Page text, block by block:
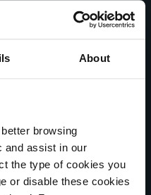
About
browsing
and assist in our
the type of cookies you
or disable these cookies
cortos de respuesta.
e inicio bajo.
envío gracias a su
manejo y/o laborales.
con certificado de
vidrio).
en corrugados, panales